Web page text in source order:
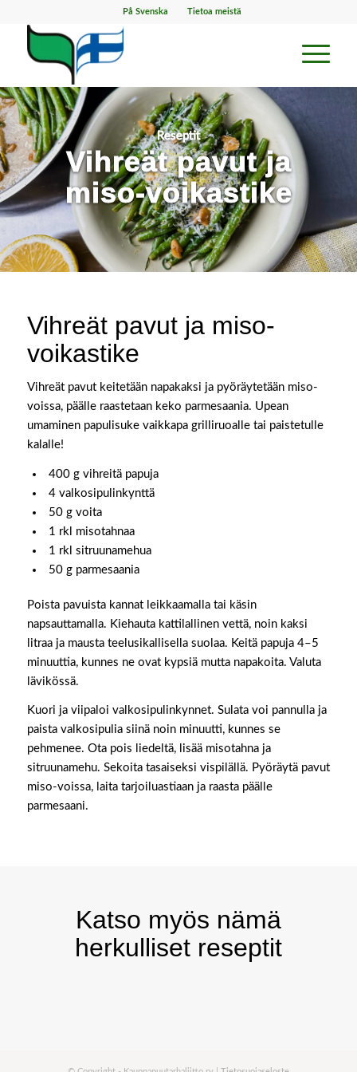
På Svenska Tietoa meistä
Reseptit
Vihreät pavut ja
miso-voikastike
Vihreät pavut ja miso-
voikastike
Vihreät pavut keitetään napakaksi ja pyöräytetään miso-
voissa, päälle raastetaan keko parmesaania. Upean
umaminen papulisuke vaikkapa grilliruoalle tai paistetulle
kalalle!
400 g vihreitä papuja
4 valkosipulinkynttä
50 g voita
1 rkl misotahnaa
1 rkl sitruunamehua
50 g parmesaania
Poista pavuista kannat leikkaamalla tai käsin
napsauttamalla. Kiehauta kattilallinen vettä, noin kaksi
litraa ja mausta teelusikallisella suolaa. Keitä papuja 4–5
minuuttia, kunnes ne ovat kypsiä mutta napakoita. Valuta
lävikössä.
Kuori ja viipaloi valkosipulinkynnet. Sulata voi pannulla ja
paista valkosipulia siinä noin minuutti, kunnes se
pehmenee. Ota pois liedeltä, lisää misotahna ja
sitruunamehu. Sekoita tasaiseksi vispilällä. Pyöräytä pavut
miso-voissa, laita tarjoiluastiaan ja raasta päälle
parmesaani.
Katso myös nämä
herkulliset reseptit